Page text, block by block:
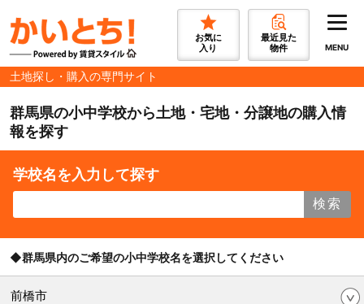
お気に
入り
最近見た
物件
MENU
土地探し・購入の専門サイト
群馬県の小中学校から土地・宅地・分譲地の購入情
報を探す
学校名を入力して探す
検索
◆群馬県内のご希望の小中学校名を選択してください
前橋市